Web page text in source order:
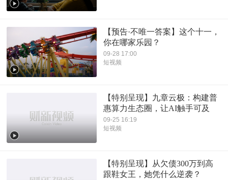
【预告·不唯一答案】这个十一，
你在哪家乐园？
09-28 17:00
短视频
【特别呈现】九章云极：构建普
惠算力生态圈，让AI触手可及
09-25 16:19
短视频
【特别呈现】从欠债300万到高
跟鞋女王，她凭什么逆袭？